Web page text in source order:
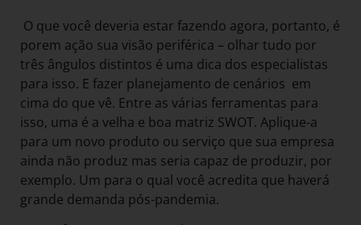
O que você deveria estar fazendo agora, portanto, é
porem ação sua visão periférica – olhar tudo por
três ângulos distintos é uma dica dos especialistas
para isso. E fazer planejamento de cenários em
cima do que vê. Entre as várias ferramentas para
isso, uma é a velha e boa matriz SWOT. Aplique-a
para um novo produto ou serviço que sua empresa
ainda não produz mas seria capaz de produzir, por
exemplo. Um para o qual você acredita que haverá
grande demanda pós-pandemia.